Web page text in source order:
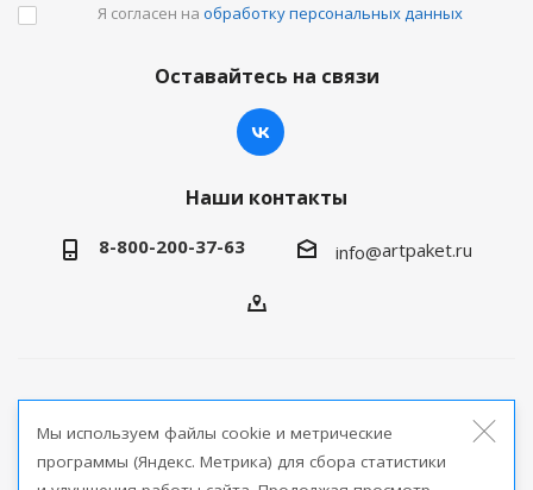
Я согласен на обработку персональных данных
Оставайтесь на связи
Наши контакты
8-800-200-37-63 info@artpaket.ru
продукции
Мы используем файлы cookie и метрические
программы (Яндекс. Метрика) для сбора статистики